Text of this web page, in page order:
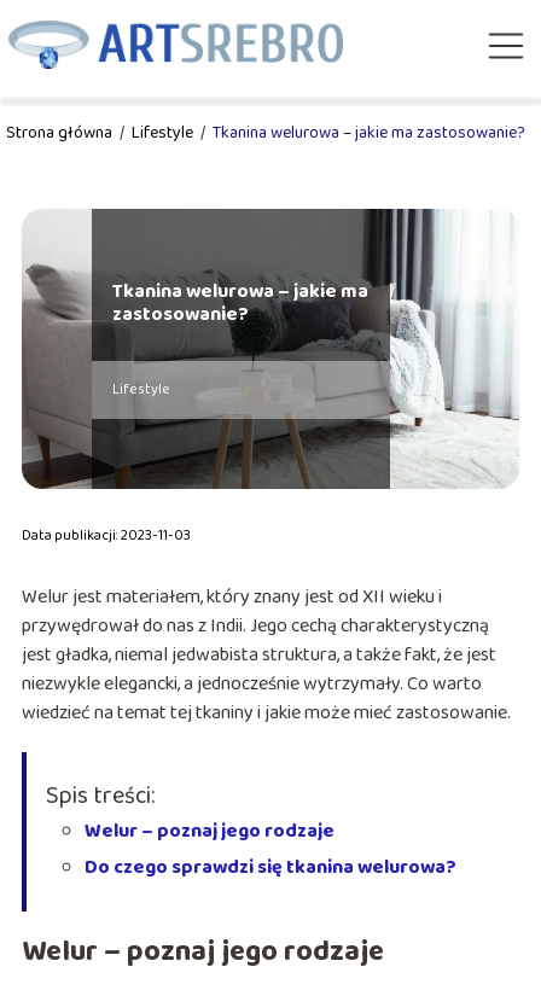
Strona główna / Lifestyle / Tkanina welurowa – jakie ma zastosowanie?
Tkanina welurowa – jakie ma
zastosowanie?
Lifestyle
Data publikacji: 2023-11-03
Welur jest materiałem, który znany jest od XII wieku i
przywędrował do nas z Indii. Jego cechą charakterystyczną
jest gładka, niemal jedwabista struktura, a także fakt, że jest
niezwykle elegancki, a jednocześnie wytrzymały. Co warto
wiedzieć na temat tej tkaniny i jakie może mieć zastosowanie.
Spis treści:
Welur – poznaj jego rodzaje
Do czego sprawdzi się tkanina welurowa?
Welur – poznaj jego rodzaje